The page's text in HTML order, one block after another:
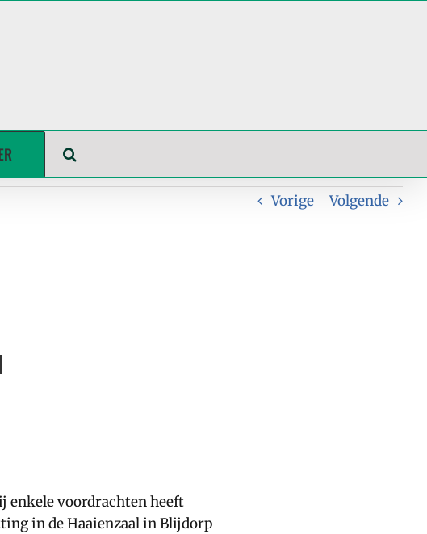
Vorige Volgende
enkele voordrachten heeft
in de Haaienzaal in Blijdorp